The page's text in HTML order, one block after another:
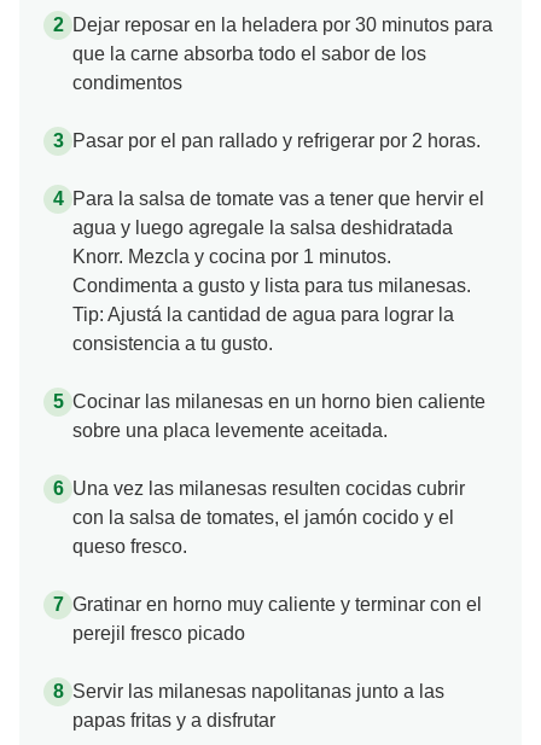
Dejar reposar en la heladera por 30 minutos para
que la carne absorba todo el sabor de los
condimentos
Pasar por el pan rallado y refrigerar por 2 horas.
Para la salsa de tomate vas a tener que hervir el
agua y luego agregale la salsa deshidratada
Knorr. Mezcla y cocina por 1 minutos.
Condimenta a gusto y lista para tus milanesas.
Tip: Ajustá la cantidad de agua para lograr la
consistencia a tu gusto.
Cocinar las milanesas en un horno bien caliente
sobre una placa levemente aceitada.
Una vez las milanesas resulten cocidas cubrir
con la salsa de tomates, el jamón cocido y el
queso fresco.
Gratinar en horno muy caliente y terminar con el
perejil fresco picado
Servir las milanesas napolitanas junto a las
papas fritas y a disfrutar